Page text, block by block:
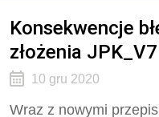
Konsekwencje
złożenia JPK_V7
10 gru 2020
Wraz z nowymi